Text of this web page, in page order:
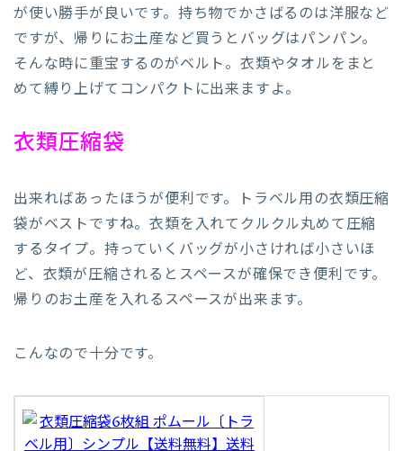
が使い勝手が良いです。持ち物でかさばるのは洋服など
ですが、帰りにお土産など買うとバッグはパンパン。
そんな時に重宝するのがベルト。衣類やタオルをまと
めて縛り上げてコンパクトに出来ますよ。
衣類圧縮袋
出来ればあったほうが便利です。トラベル用の衣類圧縮
袋がベストですね。衣類を入れてクルクル丸めて圧縮
するタイプ。持っていくバッグが小さければ小さいほ
ど、衣類が圧縮されるとスペースが確保でき便利です。
帰りのお土産を入れるスペースが出来ます。
こんなので十分です。